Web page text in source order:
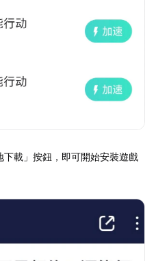
載」按鈕，即可開始安裝遊戲